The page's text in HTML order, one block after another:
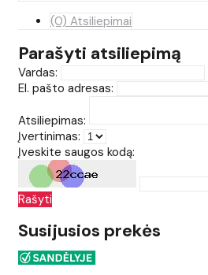
(0) Atsiliepimai
Parašyti atsiliepimą
Vardas:
El. pašto adresas:
Atsiliepimas:
Įvertinimas:
Įveskite saugos kodą:
Rašyti
Susijusios prekės